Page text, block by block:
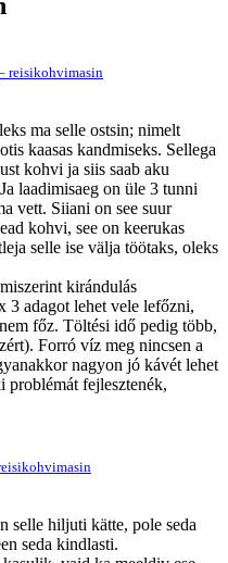
reisikohvimasin
ma selle ostsin; nimelt
kaasas kandmiseks. Sellega
kohvi ja siis saab aku
laadimisaeg on üle 3 tunni
vett. Siiani on see suur
kohvi, see on keerukas
selle ise välja töötaks, oleks
kirándulás
3 adagot lehet vele lefőzni,
főz. Töltési idő pedig több,
Forró víz meg nincsen a
nagyon jó kávét lehet
problémát fejlesztenék,
selle hiljuti kätte, pole seda
seda kindlasti.